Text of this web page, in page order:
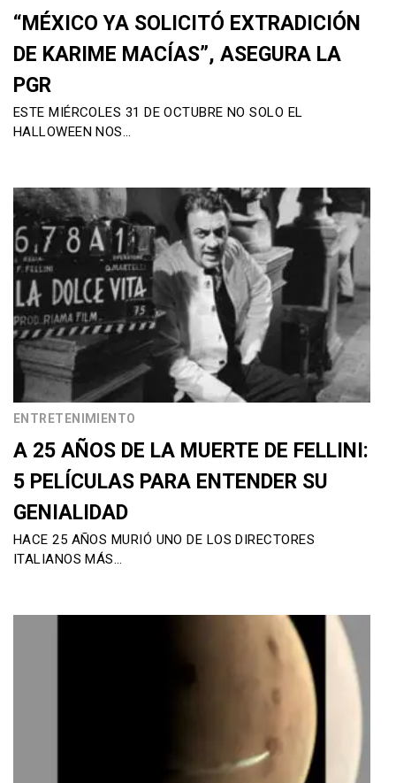
“MÉXICO YA SOLICITÓ EXTRADICIÓN
DE KARIME MACÍAS”, ASEGURA LA
PGR
ESTE MIÉRCOLES 31 DE OCTUBRE NO SOLO EL
HALLOWEEN NOS…
ENTRETENIMIENTO
A 25 AÑOS DE LA MUERTE DE FELLINI:
5 PELÍCULAS PARA ENTENDER SU
GENIALIDAD
HACE 25 AÑOS MURIÓ UNO DE LOS DIRECTORES
ITALIANOS MÁS…